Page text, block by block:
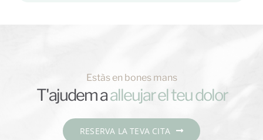
Estàs en bones mans
T'ajudem a
RESERVA LA TEVA CITA